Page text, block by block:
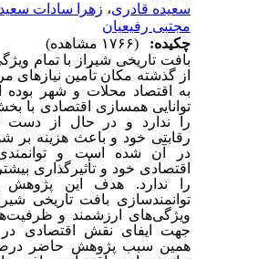
سعیده قادری،زهرا سادات سعیده
مجتبی رفیعیان
چکیده:
بافت تاریخی شیراز با تمام
از گذشته مکان تأمین نیازهای
به اقتصاد محلات و شهر بوده
توانایی همسازی اقتصادی با
را ندارد و در حال از دست
رقابتی خود و باعث هزینه بر
در آن شده است و
اقتصادی خود و تأثیرگذاری
را ندارد. هدف این پژوهش
توانمندسازی بافت تاریخی شیراز
ویژگی‌های ارزشمند و
جهت ایفای نقش اقتصادی در
همین سبب پژوهش حاضر